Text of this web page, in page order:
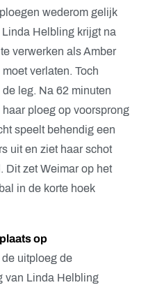
wederom gelijk
Helbling krijgt na
verwerken als Amber
verlaten. Toch
leg. Na 62 minuten
ploeg op voorsprong
speelt behendig een
uit en ziet haar schot
Dit zet Weimar op het
in de korte hoek
op
uitploeg de
van Linda Helbling